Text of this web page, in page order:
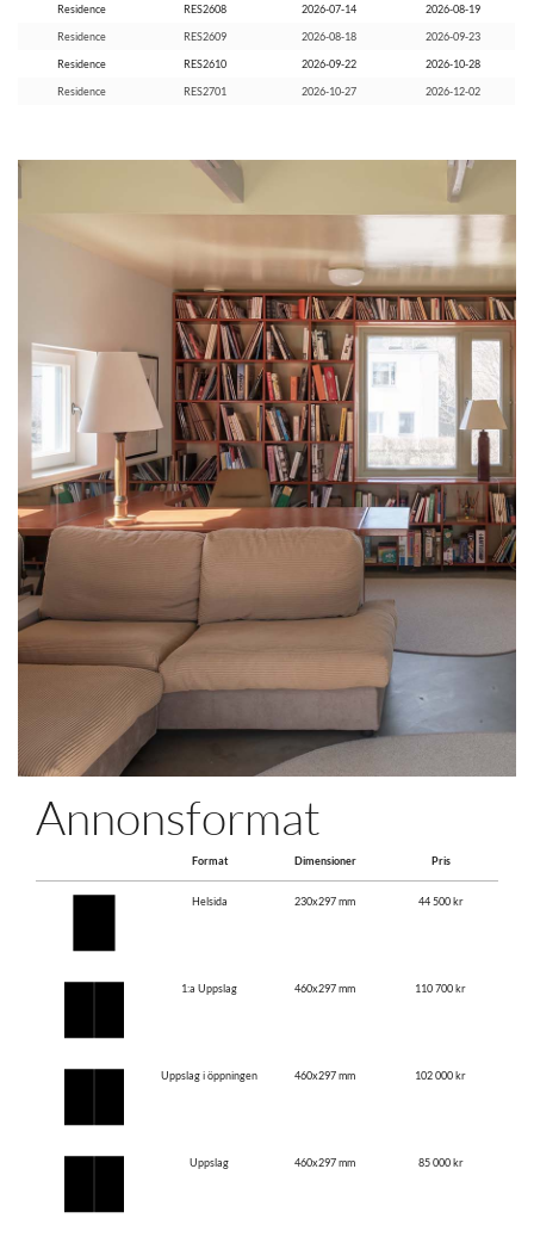
Residence RES2608 2026-07-14 2026-08-19
Residence RES2609 2026-08-18 2026-09-23
Residence RES2610 2026-09-22 2026-10-28
Residence RES2701 2026-10-27 2026-12-02
Annonsformat
Format Dimensioner Pris
Helsida 230x297 mm 44 500 kr
1:a Uppslag 460x297 mm 110 700 kr
Uppslag i öppningen 460x297 mm 102 000 kr
Uppslag 460x297 mm 85 000 kr